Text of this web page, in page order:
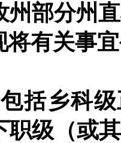
州部分州
有关事
括乡科
职级（或